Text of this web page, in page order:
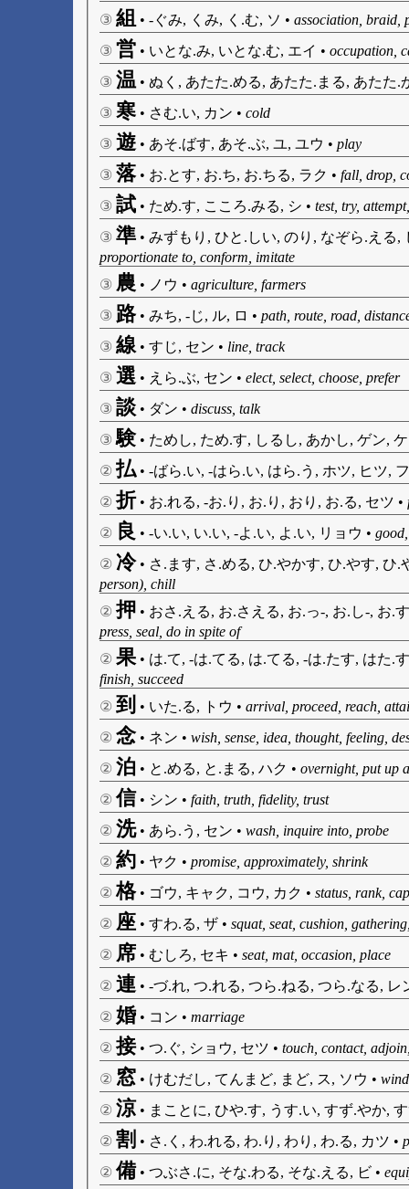
③ 組 • -ぐみ, くみ, く.む, ソ • association, braid,
③ 営 • いとな.み, いとな.む, エイ • occupation,
③ 温 • ぬく, あたた.める, あたた.まる, あたた.
③ 寒 • さむ.い, カン • cold
③ 遊 • あそ.ばす, あそ.ぶ, ユ, ユウ • play
③ 落• お.とす, お.ち, お.ちる, ラク • fall, drop,
③ 試 • ため.す, こころ.みる, シ • test, try,
③ 準 • みずもり, ひと.しい, のり, なぞら.える,
proportionate to, conform, imitate
③ 農 • ノウ • agriculture, farmers
③ 路• みち, -じ, ル, ロ • path, route, road,
③ 線 • すじ, セン • line, track
③ 選 • えら.ぶ, セン • elect, select, choose, prefer
③ 談 • ダン • discuss, talk
③ 験 • ためし, ため.す, しるし, あかし, ゲン,
② 払 • -ばら.い, -はら.い, はら.う, ホツ, ヒツ,
② 折• お.れる, -お.り, お.り, おり, お.る, セツ •
② 良 • -い.い, い.い, -よ.い, よ.い, リョウ •
② 冷• さ.ます, さ.める, ひ.やかす, ひ.やす, ひ
person), chill
② 押 • おさ.える, お.さえる, お.っ-, お.し-, お.
press, seal, do in spite of
② 果 • は.て, -は.てる, は.てる, -は.たす, はた.
finish, succeed
② 到 • いた.る, トウ • arrival, proceed, reach,
② 念• ネン • wish, sense, idea, thought, feeling,
② 泊 • と.める, と.まる, ハク • overnight, put up
② 信 • シン • faith, truth, fidelity, trust
② 洗• あら.う, セン • wash, inquire into, probe
② 約 • ヤク • promise, approximately, shrink
② 格• ゴウ, キャク, コウ, カク • status, rank,
② 座 • すわ.る, ザ • squat, seat, cushion,
② 席 • むしろ, セキ • seat, mat, occasion, place
② 連 • -づ.れ, つ.れる, つら.ねる, つら.なる, レ
② 婚• コン • marriage
② 接• つ.ぐ, ショウ, セツ • touch, contact,
② 窓 • けむだし, てんまど, まど, ス, ソウ •
② 涼 • まことに, ひや.す, うす.い, すず.やか,
② 割 • さ.く, わ.れる, わ.り, わり, わ.る, カツ •
② 備• つぶさ.に, そな.わる, そな.える, ビ •